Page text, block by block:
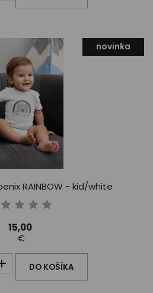
novinka
RAINBOW - kid/white
15,00
€
DO KOŠÍKA